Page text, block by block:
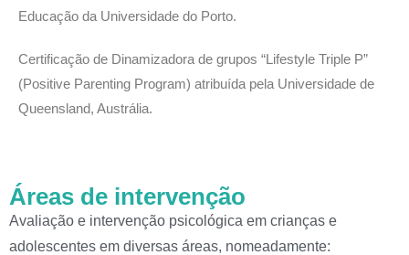
Educação da Universidade do Porto.
Certificação de Dinamizadora de grupos “Lifestyle Triple P”
(Positive Parenting Program) atribuída pela Universidade de
Queensland, Austrália.
Áreas de intervenção
Avaliação e intervenção psicológica em crianças e
adolescentes em diversas áreas, nomeadamente: